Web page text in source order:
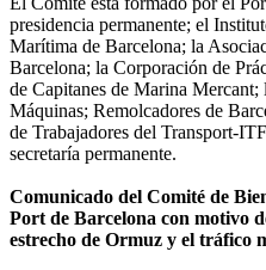
presidencia permanente; el
Marítima de Barcelona; la
Barcelona; la Corporación de
de Capitanes de Marina
Máquinas; Remolcadores de
de Trabajadores del Transport-
secretaría permanente.
Comunicado del Comité de
Port de Barcelona con motivo
estrecho de Ormuz y el tráfico